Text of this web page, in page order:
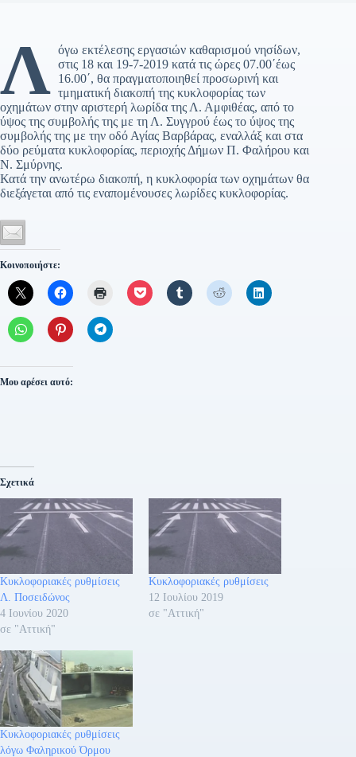
Λ όγω εκτέλεσης εργασιών καθαρισμού νησίδων,
στις 18 και 19-7-2019 κατά τις ώρες 07.00΄έως
16.00΄, θα πραγματοποιηθεί προσωρινή και
τμηματική διακοπή της κυκλοφορίας των
οχημάτων στην αριστερή λωρίδα της Λ. Αμφιθέας, από το
ύψος της συμβολής της με τη Λ. Συγγρού έως το ύψος της
συμβολής της με την οδό Αγίας Βαρβάρας, εναλλάξ και στα
δύο ρεύματα κυκλοφορίας, περιοχής Δήμων Π. Φαλήρου και
Ν. Σμύρνης.
Κατά την ανωτέρω διακοπή, η κυκλοφορία των οχημάτων θα
διεξάγεται από τις εναπομένουσες λωρίδες κυκλοφορίας.
Κοινοποιήστε:
Μου αρέσει αυτό:
Σχετικά
Κυκλοφοριακές ρυθμίσεις
Λ. Ποσειδώνος
4 Ιουνίου 2020
σε "Αττική"
Κυκλοφοριακές ρυθμίσεις
12 Ιουλίου 2019
σε "Αττική"
Κυκλοφοριακές ρυθμίσεις
λόγω Φαληρικού Όρμου